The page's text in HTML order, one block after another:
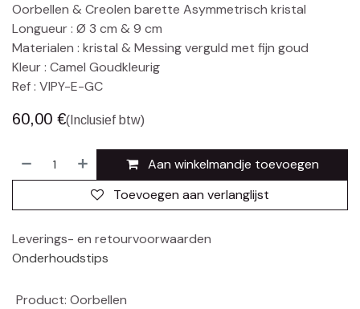
Oorbellen & Creolen barette Asymmetrisch kristal
Longueur : Ø 3 cm & 9 cm
Materialen : kristal & Messing verguld met fijn goud
Kleur : Camel Goudkleurig
Ref : VIPY-E-GC
60,00 €(Inclusief btw)
Aan winkelmandje toevoegen
Toevoegen aan verlanglijst
Leverings- en retourvoorwaarden
Onderhoudstips
Product: Oorbellen